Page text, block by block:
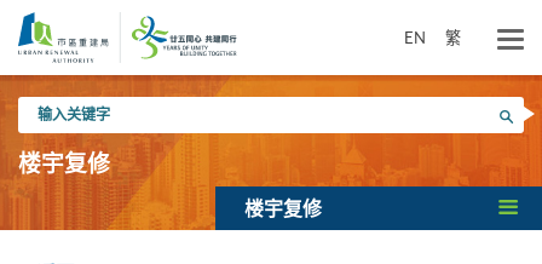
内
EN 繁
入
关
键
搜寻
楼宇复修
楼宇复修